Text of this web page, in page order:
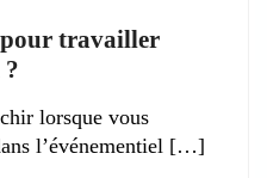
pour travailler
?
lorsque vous
l’événementiel